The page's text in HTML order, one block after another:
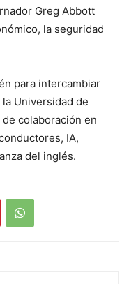
Greg Abbott
la seguridad
para intercambiar
Universidad de
colaboración en
IA,
del inglés.